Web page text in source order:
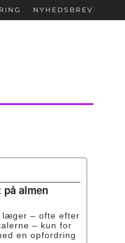
NYHEDSBREV
almen
læger – ofte efter
– kun for
en opfordring